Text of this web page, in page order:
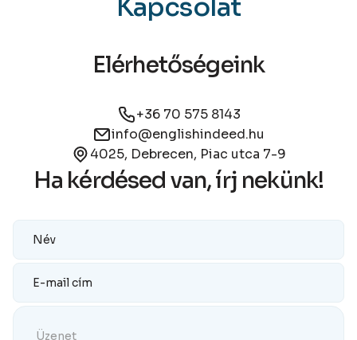
Kapcsolat
Elérhetőségeink
+36 70 575 8143
info@englishindeed.hu
4025, Debrecen, Piac utca 7-9
Ha kérdésed van, írj nekünk!